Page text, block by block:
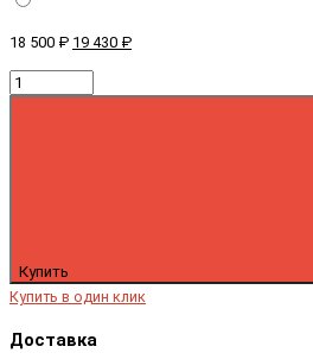
18 500 ₽ 19 430 ₽
Купить
Купить в один клик
Доставка